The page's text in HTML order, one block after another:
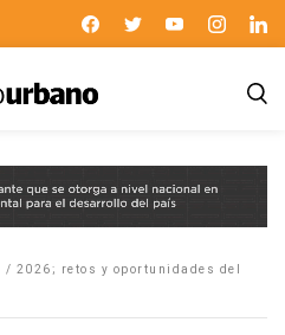
/ 2026; retos y oportunidades del